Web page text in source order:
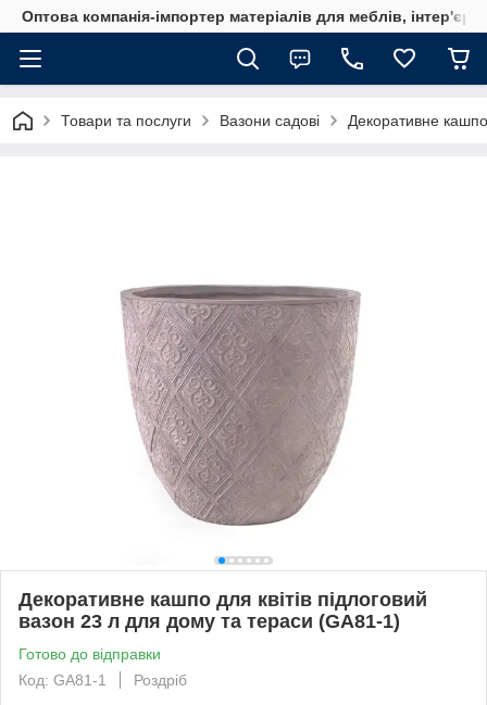
Оптова компанія-імпортер матеріалів для меблів, інтер'єру
Товари та послуги Вазони садові Декоративне
Декоративне кашпо для квітів підлоговий
вазон 23 л для дому та тераси (GA81-1)
Готово до відправки
Код: GA81-1
Роздріб